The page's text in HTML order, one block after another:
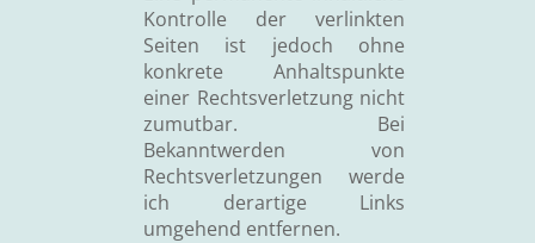
Kontrolle der verlinkten
Seiten ist jedoch ohne
konkrete Anhaltspunkte
einer Rechtsverletzung nicht
zumutbar. Bei
Bekanntwerden von
Rechtsverletzungen werde
ich derartige Links
umgehend entfernen.